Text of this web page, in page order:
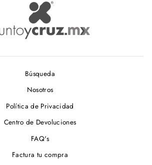
Búsqueda
Nosotros
Política de Privacidad
Centro de Devoluciones
FAQ's
Factura tu compra